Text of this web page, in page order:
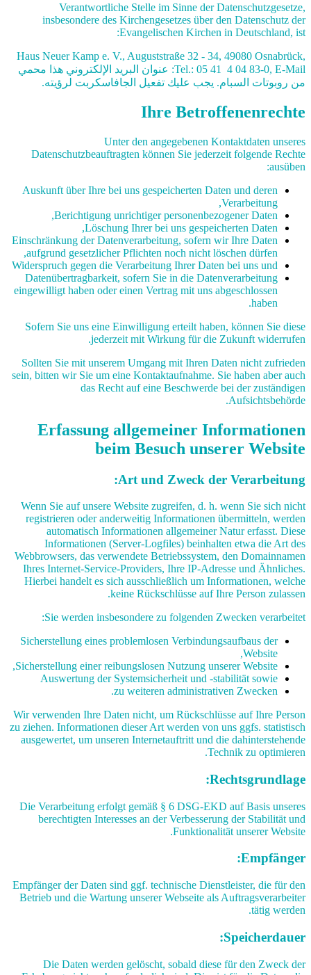
Verantwortliche Stelle im Sinne der Datenschutzgesetze,
insbesondere des Kirchengesetzes über den Datenschutz der
Evangelischen Kirchen in Deutschland, ist:
Haus Neuer Kamp e. V., Auguststraße 32 - 34, 49080 Osnabrück,
Tel.: 05 41 4 04 83-0, E-Mail: عنوان البريد الإلكتروني هذا محمي
من روبوتات السبام. يجب عليك تفعيل الجافاسكربت لرؤيته.
Ihre Betroffenenrechte
Unter den angegebenen Kontaktdaten unseres
Datenschutzbeauftragten können Sie jederzeit folgende Rechte
ausüben:
Auskunft über Ihre bei uns gespeicherten Daten und deren
Verarbeitung,
Berichtigung unrichtiger personenbezogener Daten,
Löschung Ihrer bei uns gespeicherten Daten,
Einschränkung der Datenverarbeitung, sofern wir Ihre Daten
aufgrund gesetzlicher Pflichten noch nicht löschen dürfen,
Widerspruch gegen die Verarbeitung Ihrer Daten bei uns und
Datenübertragbarkeit, sofern Sie in die Datenverarbeitung
eingewilligt haben oder einen Vertrag mit uns abgeschlossen
haben.
Sofern Sie uns eine Einwilligung erteilt haben, können Sie diese
jederzeit mit Wirkung für die Zukunft widerrufen.
Sollten Sie mit unserem Umgang mit Ihren Daten nicht zufrieden
sein, bitten wir Sie um eine Kontaktaufnahme. Sie haben aber auch
das Recht auf eine Beschwerde bei der zuständigen
Aufsichtsbehörde.
Erfassung allgemeiner Informationen
beim Besuch unserer Website
Art und Zweck der Verarbeitung:
Wenn Sie auf unsere Website zugreifen, d. h. wenn Sie sich nicht
registrieren oder anderweitig Informationen übermitteln, werden
automatisch Informationen allgemeiner Natur erfasst. Diese
Informationen (Server-Logfiles) beinhalten etwa die Art des
Webbrowsers, das verwendete Betriebssystem, den Domainnamen
Ihres Internet-Service-Providers, Ihre IP-Adresse und Ähnliches.
Hierbei handelt es sich ausschließlich um Informationen, welche
keine Rückschlüsse auf Ihre Person zulassen.
Sie werden insbesondere zu folgenden Zwecken verarbeitet:
Sicherstellung eines problemlosen Verbindungsaufbaus der
Website,
Sicherstellung einer reibungslosen Nutzung unserer Website,
Auswertung der Systemsicherheit und -stabilität sowie
zu weiteren administrativen Zwecken.
Wir verwenden Ihre Daten nicht, um Rückschlüsse auf Ihre Person
zu ziehen. Informationen dieser Art werden von uns ggfs. statistisch
ausgewertet, um unseren Internetauftritt und die dahinterstehende
Technik zu optimieren.
Rechtsgrundlage:
Die Verarbeitung erfolgt gemäß § 6 DSG-EKD auf Basis unseres
berechtigten Interesses an der Verbesserung der Stabilität und
Funktionalität unserer Website.
Empfänger:
Empfänger der Daten sind ggf. technische Dienstleister, die für den
Betrieb und die Wartung unserer Webseite als Auftragsverarbeiter
tätig werden.
Speicherdauer:
Die Daten werden gelöscht, sobald diese für den Zweck der